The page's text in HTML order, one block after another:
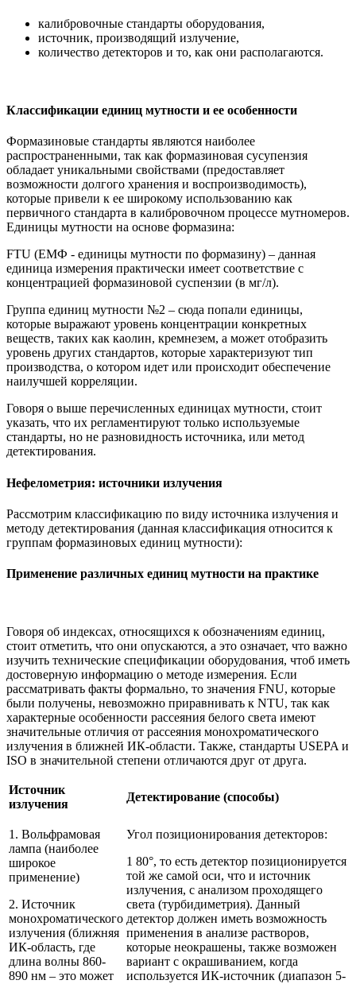
калибровочные стандарты оборудования,
источник, производящий излучение,
количество детекторов и то, как они располагаются.
Классификации единиц мутности и ее особенности
Формазиновые стандарты являются наиболее
распространенными, так как формазиновая сусупензия
обладает уникальными свойствами (предоставляет
возможности долгого хранения и воспроизводимость),
которые привели к ее широкому использованию как
первичного стандарта в калибровочном процессе мутномеров.
Единицы мутности на основе формазина:
FTU (ЕМФ - единицы мутности по формазину) – данная
единица измерения практически имеет соответствие с
концентрацией формазиновой суспензии (в мг/л).
Группа единиц мутности №2 – сюда попали единицы,
которые выражают уровень концентрации конкретных
веществ, таких как каолин, кремнезем, а может отобразить
уровень других стандартов, которые характеризуют тип
производства, о котором идет или происходит обеспечение
наилучшей корреляции.
Говоря о выше перечисленных единицах мутности, стоит
указать, что их регламентируют только используемые
стандарты, но не разновидность источника, или метод
детектирования.
Нефелометрия: источники излучения
Рассмотрим классификацию по виду источника излучения и
методу детектирования (данная классификация относится к
группам формазиновых единиц мутности):
Применение различных единиц мутности на практике
Говоря об индексах, относящихся к обозначениям единиц,
стоит отметить, что они опускаются, а это означает, что важно
изучить технические спецификации оборудования, чтоб иметь
достоверную информацию о методе измерения. Если
рассматривать факты формально, то значения FNU, которые
были получены, невозможно приравнивать к NTU, так как
характерные особенности рассеяния белого света имеют
значительные отличия от рассеяния монохроматического
излучения в ближней ИК-области. Также, стандарты USEPA и
ISO в значительной степени отличаются друг от друга.
Источник
излучения
Детектирование (способы)
1. Вольфрамовая
лампа (наиболее
широкое
применение)
2. Источник
монохроматического
излучения (ближняя
ИК-область, где
длина волны 860-
890 нм – это может
Угол позиционирования детекторов:
1 80°, то есть детектор позиционируется
той же самой оси, что и источник
излучения, с анализом проходящего
света (турбидиметрия). Данный
детектор должен иметь возможность
применения в анализе растворов,
которые неокрашены, также возможен
вариант с окрашиванием, когда
используется ИК-источник (диапазон 5-